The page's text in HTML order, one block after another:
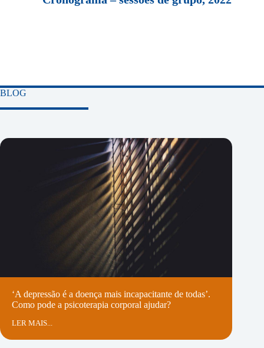
Sessão Individual
Formato online ou presencial
Desconto na reserva de 4 sessões
INSCRIÇÃO
*A duração poderá ser superior a 1h desde que
acordado com o Supervisor e por este comunicado
ao IPPC.
Sessão Grupo
Horário – das 10h às 13h
Desconto na inscrição em “pacotes”*
BLOG
‘A depressão é a doença mais incapacitante de todas’.
Como pode a psicoterapia corporal ajudar?
LER MAIS...